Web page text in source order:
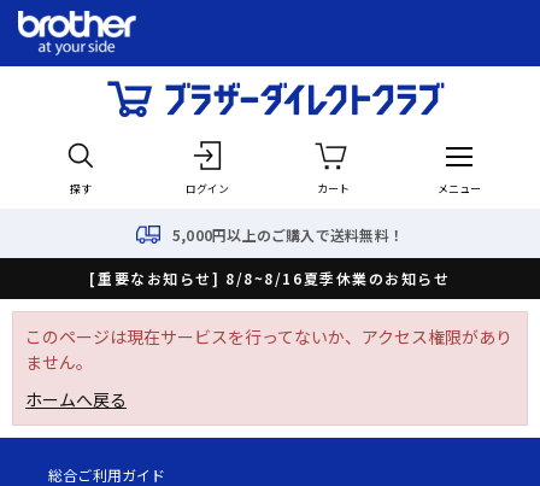
探す ログイン カート メニュー
5,000円以上のご購入で送料無料！
[重要なお知らせ] 8/8~8/16夏季休業のお知らせ
このページは現在サービスを行ってないか、アクセス権限があり
ません。
ホームへ戻る
総合ご利用ガイド